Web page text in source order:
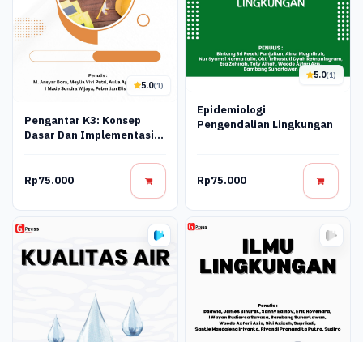
5.0(1)
Pengantar K3: Konsep
Dasar Dan Implementasi
Rp75.000
5.0(1)
Epidemiologi
Pengendalian Lingkungan
Rp75.000